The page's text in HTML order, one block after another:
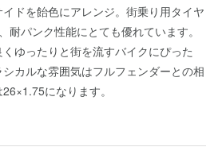
ドを飴色にアレンジ。街乗り用タイヤ
耐パンク性能にとても優れています。
ゆったりと街を流すバイクにぴった
カルな雰囲気はフルフェンダーとの相
になります。